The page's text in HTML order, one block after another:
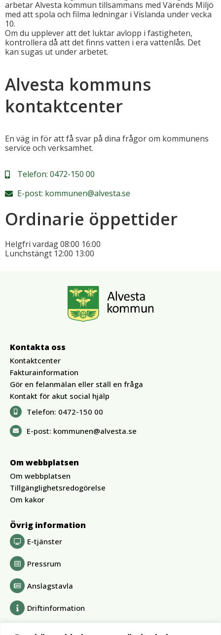
arbetar Alvesta kommun tillsammans med Värends Miljö
med att spola och filma ledningar i Vislanda under vecka
10.
Om du upplever att det luktar avlopp i fastigheten,
kontrollera då att det finns vatten i era vattenlås. Det
kan sugas ut under arbetet.
Alvesta kommuns
kontaktcenter
En väg in för att få svar på dina frågor om kommunens
service och verksamhet.
Telefon: 0472-150 00
E-post: kommunen@alvesta.se
Ordinarie öppettider
Helgfri vardag08:00 16:00
Lunchstängt 12:00 13:00
Kontakta oss
Kontaktcenter
Fakturainformation
Gör en felanmälan eller ställ en fråga
Kontakt för akut social hjälp
Telefon: 0472-150 00
E-post: kommunen@alvesta.se
Om webbplatsen
Om webbplatsen
Tillgänglighetsredogörelse
Om kakor
Övrig information
E-tjänster
Pressrum
Anslagstavla
Driftinformation